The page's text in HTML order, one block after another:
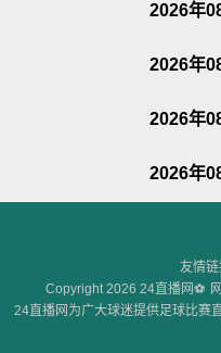
2026年
2026年
2026年
2026年
友情链
Copyright 2026 24直播网⚽
24直播网为广大球迷提供足球比赛